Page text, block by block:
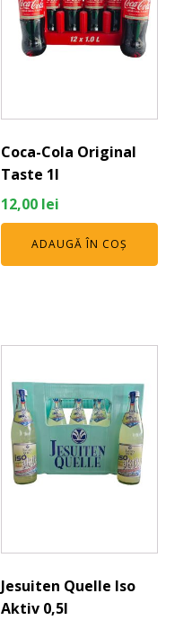
Coca-Cola Original
Taste 1l
12,00 lei
ADAUGĂ ÎN COȘ
Jesuiten Quelle Iso
Aktiv 0,5l